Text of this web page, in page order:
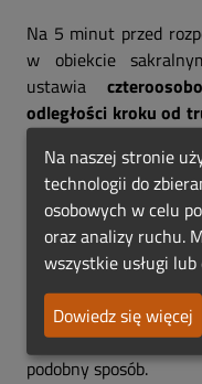
Na 5 minut przed
w obiekcie
ustawia
odległości kroku od
u wezgłowia, a
trumny.Przy urnie
podobny sposób.
trumnie (urnie) do
Podczas ceremonii
pogrzebowym
honorowy w
zebranych. Przy
podobny sposób.
Na naszej stronie
technologii do
osobowych w celu
oraz analizy ruchu.
wszystkie usługi
Dowiedz się więcej